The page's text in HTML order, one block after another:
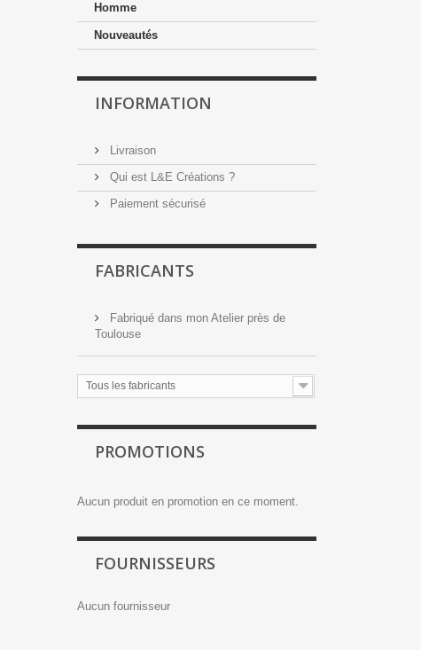
Homme
Nouveautés
INFORMATION
Livraison
Qui est L&E Créations ?
Paiement sécurisé
FABRICANTS
Fabriqué dans mon Atelier près de
Toulouse
Tous les fabricants
PROMOTIONS
Aucun produit en promotion en ce moment.
FOURNISSEURS
Aucun fournisseur